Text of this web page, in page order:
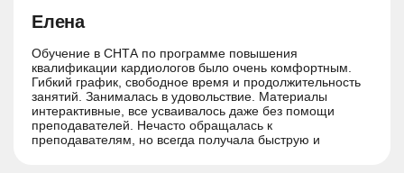
хотя старалась всё запомнить, учила.
Елена
Обучение в СНТА по программе повышения
квалификации кардиологов было очень комфортным.
Гибкий график, свободное время и продолжительность
занятий. Занималась в удовольствие. Материалы
интерактивные, все усваивалось даже без помощи
преподавателей. Нечасто обращалась к
преподавателям, но всегда получала быструю и